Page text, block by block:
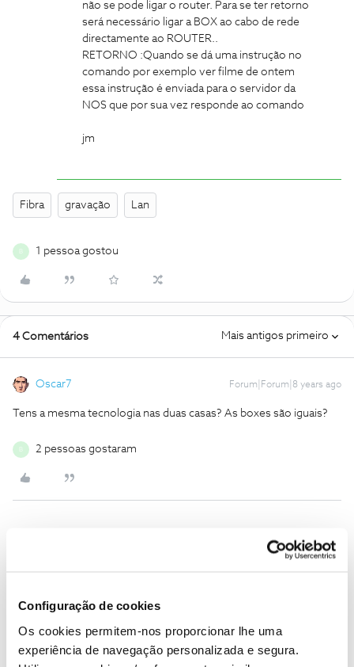
Configuração de cookies
Os cookies permitem-nos proporcionar lhe uma
experiência de navegação personalizada e segura.
não se pode ligar o router. Para se ter retorno
será necessário ligar a BOX ao cabo de rede
directamente ao ROUTER..
RETORNO :Quando se dá uma instrução no
comando por exemplo ver filme de ontem
essa instrução é enviada para o servidor da
NOS que por sua vez responde ao comando
jm
Fibra gravação Lan
1 pessoa gostou
4 Comentários Mais antigos primeiro
Oscar7 Forum|Forum|8 years ago
Tens a mesma tecnologia nas duas casas? As boxes são iguais?
2 pessoas gostaram